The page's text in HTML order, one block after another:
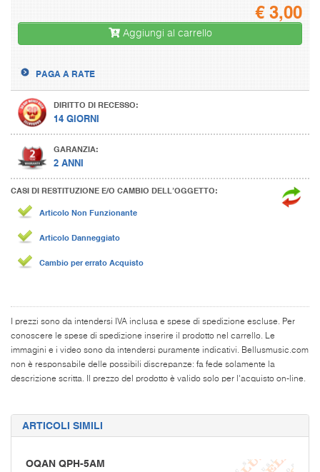
€3,00
Aggiungi al carrello
PAGA A RATE
DIRITTO DI RECESSO:
14 GIORNI
GARANZIA:
2 ANNI
CASI DI RESTITUZIONE E/O CAMBIO DELL’OGGETTO:
Articolo Non Funzionante
Articolo Danneggiato
Cambio per errato Acquisto
I prezzi sono da intendersi IVA inclusa e spese di spedizione escluse. Per
conoscere le spese di spedizione inserire il prodotto nel carrello. Le
immagini e i video sono da intendersi puramente indicativi. Bellusmusic.com
non è responsabile delle possibili discrepanze: fa fede solamente la
descrizione scritta. Il prezzo del prodotto è valido solo per l'acquisto on-line.
ARTICOLI SIMILI
OQAN QPH-5AM